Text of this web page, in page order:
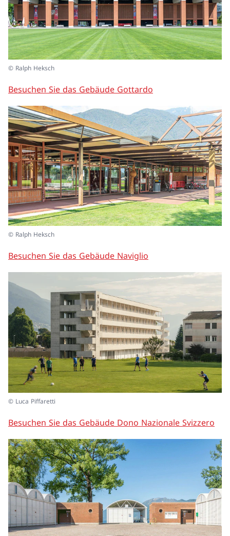
© Ralph Heksch
Besuchen Sie das Gebäude Gottardo
© Ralph Heksch
Besuchen Sie das Gebäude Naviglio
© Luca Piffaretti
Besuchen Sie das Gebäude Dono Nazionale Svizzero